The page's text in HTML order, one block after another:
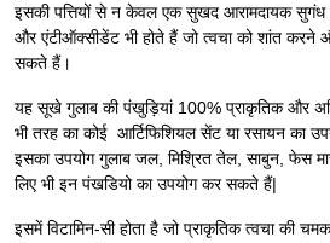
इसकी पत्तियों से न केवल एक सुखद आरामदायक सुगंध
और एंटीऑक्सीडेंट भी होते हैं जो त्वचा को शांत करने
सकते हैं।
यह सूखे गुलाब की पंखुड़ियां 100% प्राकृतिक और
भी तरह का कोई आर्टिफिशियल सेंट या रसायन का
इसका उपयोग गुलाब जल, मिश्रित तेल, साबुन, फेस
लिए भी इन पंखडियो का उपयोग कर सकते हैं|
इसमें विटामिन-सी होता है जो प्राकृतिक त्वचा की